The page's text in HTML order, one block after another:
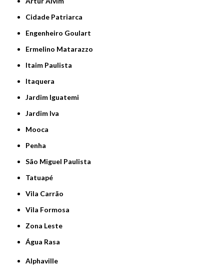
Cidade Patriarca
Engenheiro Goulart
Ermelino Matarazzo
Itaim Paulista
Itaquera
Jardim Iguatemi
Jardim Iva
Mooca
Penha
São Miguel Paulista
Tatuapé
Vila Carrão
Vila Formosa
Zona Leste
Água Rasa
Alphaville